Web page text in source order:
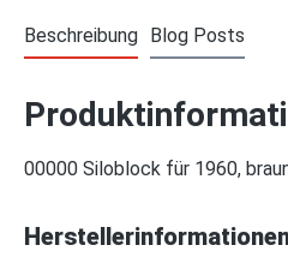
Beschreibung Blog Posts
00000 Siloblock für 1960,